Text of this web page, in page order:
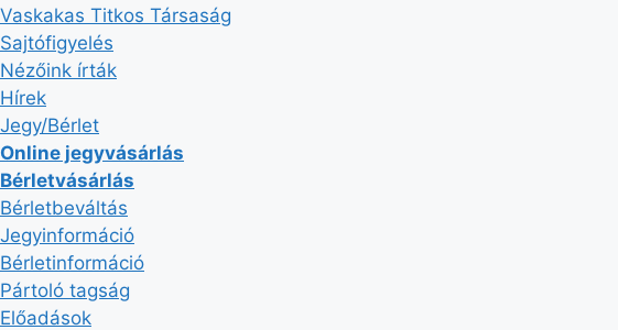
Vaskakas Titkos Társaság
Sajtófigyelés
Nézőink írták
Hírek
Jegy/Bérlet
Online jegyvásárlás
Bérletvásárlás
Bérletbeváltás
Jegyinformáció
Bérletinformáció
Pártoló tagság
Előadások